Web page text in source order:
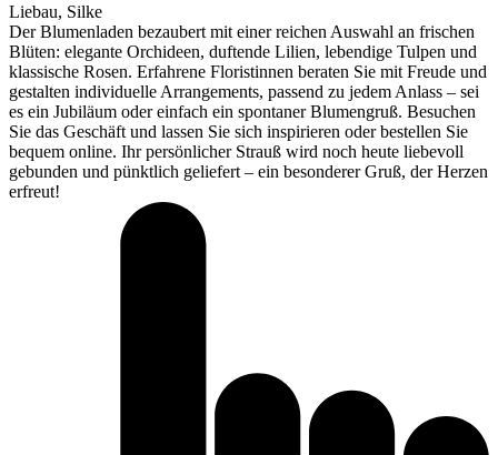
Liebau, Silke
Der Blumenladen bezaubert mit einer reichen Auswahl an frischen
Blüten: elegante Orchideen, duftende Lilien, lebendige Tulpen und
klassische Rosen. Erfahrene Floristinnen beraten Sie mit Freude und
gestalten individuelle Arrangements, passend zu jedem Anlass – sei
es ein Jubiläum oder einfach ein spontaner Blumengruß. Besuchen
Sie das Geschäft und lassen Sie sich inspirieren oder bestellen Sie
bequem online. Ihr persönlicher Strauß wird noch heute liebevoll
gebunden und pünktlich geliefert – ein besonderer Gruß, der Herzen
erfreut!